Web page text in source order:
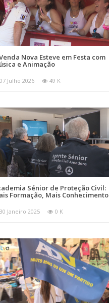
Nova Esteve em Festa com
e Animação
07 Julho 2026 49 K
Sénior de Proteção Civil:
Formação, Mais Conhecimento
30 Janeiro 2025 0 K